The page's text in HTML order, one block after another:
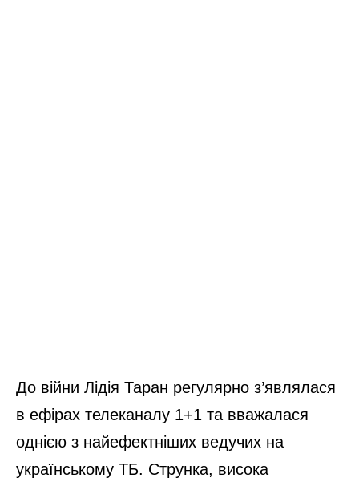
До війни Лідія Таран регулярно з’являлася
в ефірах телеканалу 1+1 та вважалася
однією з найефектніших ведучих на
українському ТБ. Струнка, висока